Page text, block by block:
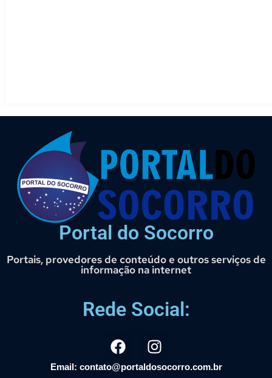
Portal do Socorro
Portais, provedores de conteúdo e outros serviços de
informação na internet
Rede Social:
Email: contato@portaldosocorro.com.br